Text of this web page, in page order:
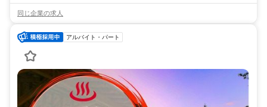
同じ企業の求人
アルバイト・パート